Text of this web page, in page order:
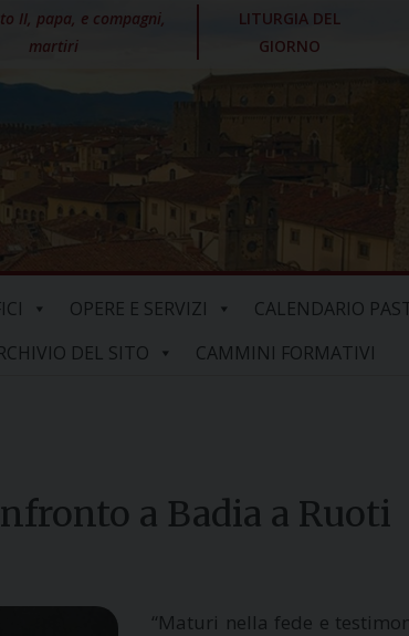
II, papa, e compagni,
martiri
LITURGIA DEL
GIORNO
OPERE E SERVIZI
CALENDARIO
DEL SITO CAMMINI FORMATIVI
a Badia a Ruoti
“Maturi nella fede e